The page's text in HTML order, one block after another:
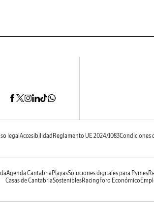
legal Accesibilidad Reglamento UE 2024/1083Condiciones
Agenda Cantabria PlayasSoluciones digitales para Pymes
Casas de CantabriaSosteniblesRacing Foro Económico